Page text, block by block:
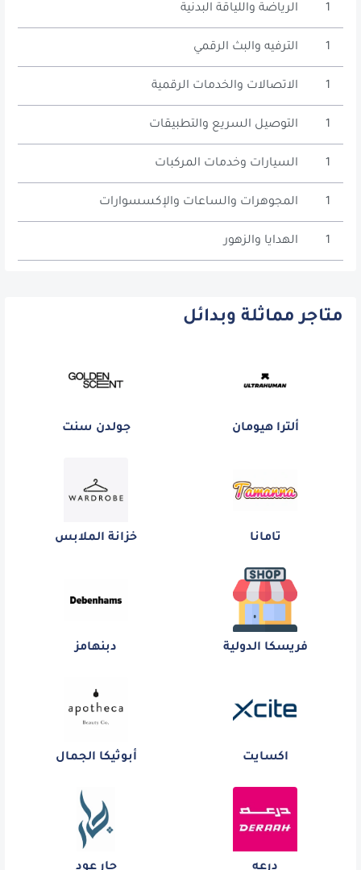
الرياضة واللياقة البدنية
الترفيه والبث الرقمي
الاتصالات والخدمات الرقمية
التوصيل السريع والتطبيقات
السيارات وخدمات المركبات
المجوهرات والساعات والإكسسوارات
الهدايا والزهور
متاجر مماثلة وبدائل
ألترا هيومان جولدن سنت
تامانا خزانة الملابس
فريسكا الدولية دبنهامز
اكسايت أبوثيكا الجمال